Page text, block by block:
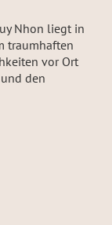
Nhon liegt in
traumhaften
vor Ort
den